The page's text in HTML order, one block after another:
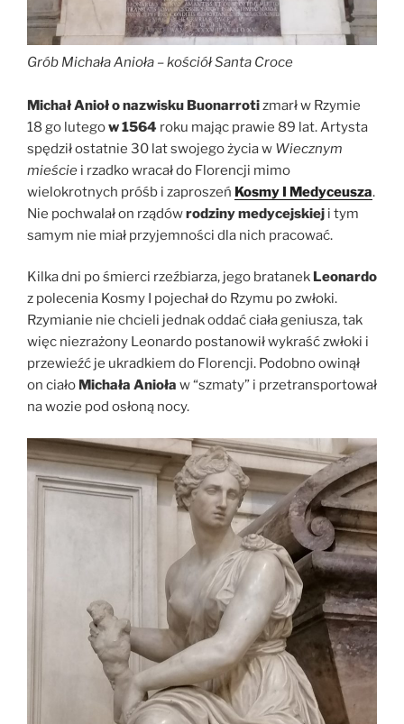
Grób Michała Anioła – kościół Santa Croce
Michał Anioł o nazwisku Buonarrotizmarł w Rzymie
18 go lutegow 1564 roku mając prawie 89 lat. Artysta
spędził ostatnie 30 lat swojego życia w Wiecznym
mieście i rzadko wracał do Florencji mimo
wielokrotnych próśb i zaproszeń Kosmy I Medyceusza.
Nie pochwalał on rządówrodziny medycejskiej i tym
samym nie miał przyjemności dla nich pracować.
Kilka dni po śmierci rzeźbiarza, jego bratanek Leonardo
z polecenia Kosmy I pojechał do Rzymu po zwłoki.
Rzymianie nie chcieli jednak oddać ciała geniusza, tak
więc niezrażony Leonardo postanowił wykraść zwłoki i
przewieźć je ukradkiem do Florencji. Podobno owinął
on ciało Michała Anioła w “szmaty” i przetransportował
na wozie pod osłoną nocy.